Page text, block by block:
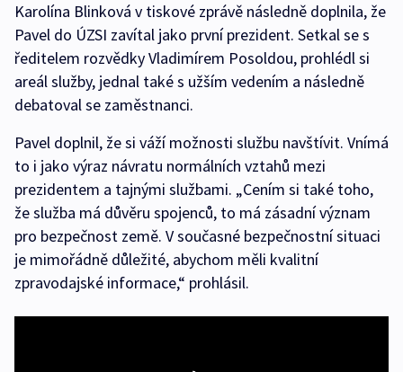
Karolína Blinková v tiskové zprávě následně doplnila, že
Pavel do ÚZSI zavítal jako první prezident. Setkal se s
ředitelem rozvědky Vladimírem Posoldou, prohlédl si
areál služby, jednal také s užším vedením a následně
debatoval se zaměstnanci.
Pavel doplnil, že si váží možnosti službu navštívit. Vnímá
to i jako výraz návratu normálních vztahů mezi
prezidentem a tajnými službami. „Cením si také toho,
že služba má důvěru spojenců, to má zásadní význam
pro bezpečnost země. V současné bezpečnostní situaci
je mimořádně důležité, abychom měli kvalitní
zpravodajské informace,“ prohlásil.